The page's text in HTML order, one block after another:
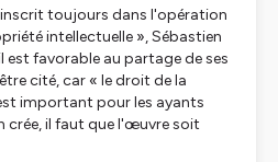
toujours dans l'opération
intellectuelle », Sébastien
est favorable au partage de ses
cité, car « le droit de la
important pour les ayants
crée, il faut que l'œuvre soit